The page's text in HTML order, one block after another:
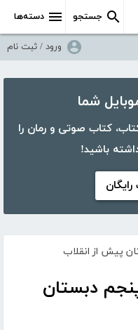
دسته‌ها جستجو
ورود / ثبت نام
کتابراه، بیش از ۵۰،۰۰۰ کتاب، کتاب صوتی و رمان را
باشید!
پیش از انقلاب
دبستان